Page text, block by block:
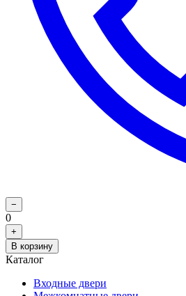
−
0
+
В корзину
Каталог
Входные двери